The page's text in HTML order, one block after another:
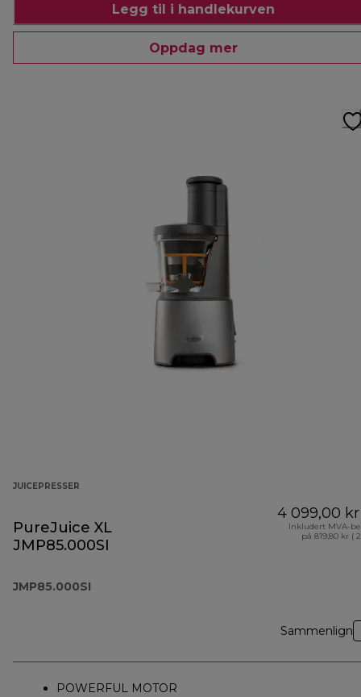
Legg til i handlekurven
Oppdag mer
JUICEPRESSER
PureJuice XL
JMP85.000SI
JMP85.000SI
4 099,00 kr
Inkludert MVA-
på 819,80 kr (
Sammenlign
POWERFUL MOTOR